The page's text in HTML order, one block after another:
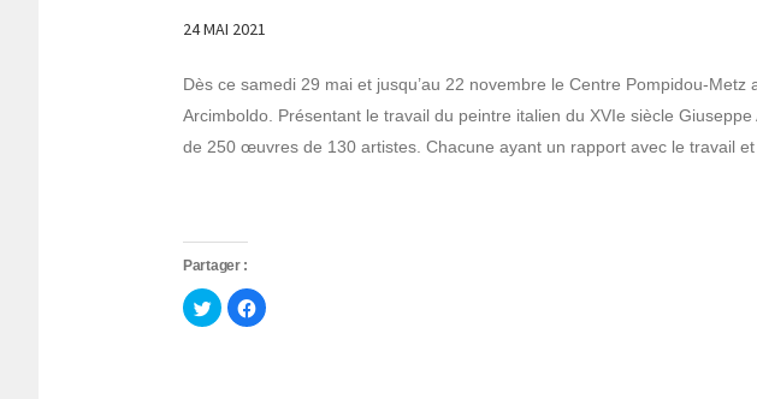
24 MAI 2021
Dès ce samedi 29 mai et jusqu’au 22 novembre le Centre Pompidou-Metz
Arcimboldo. Présentant le travail du peintre italien du XVIe siècle
de 250 œuvres de 130 artistes. Chacune ayant un rapport avec le travail
Partager :
Cliquez
pour
partager
Cliquez
pour